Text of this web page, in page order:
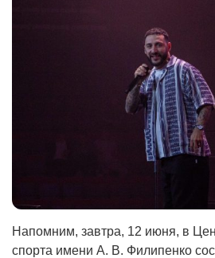
Напомним, завтра, 12 июня, в
спорта имени А. В. Филипенко